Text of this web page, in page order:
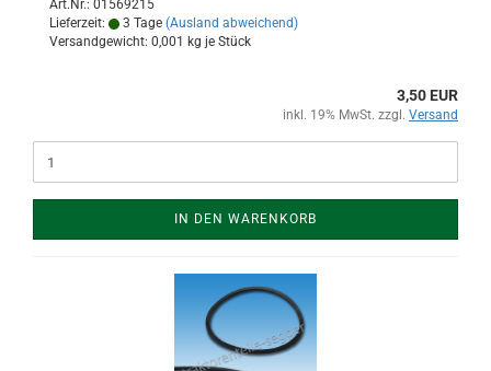
Art.Nr.: 01569215
Lieferzeit:
3 Tage (Ausland abweichend)
Versandgewicht: 0,001 kg je Stück
3,50 EUR
inkl. 19% MwSt. zzgl. Versand
IN DEN WARENKORB